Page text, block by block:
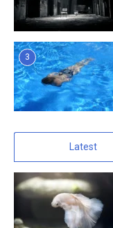
3
Latest